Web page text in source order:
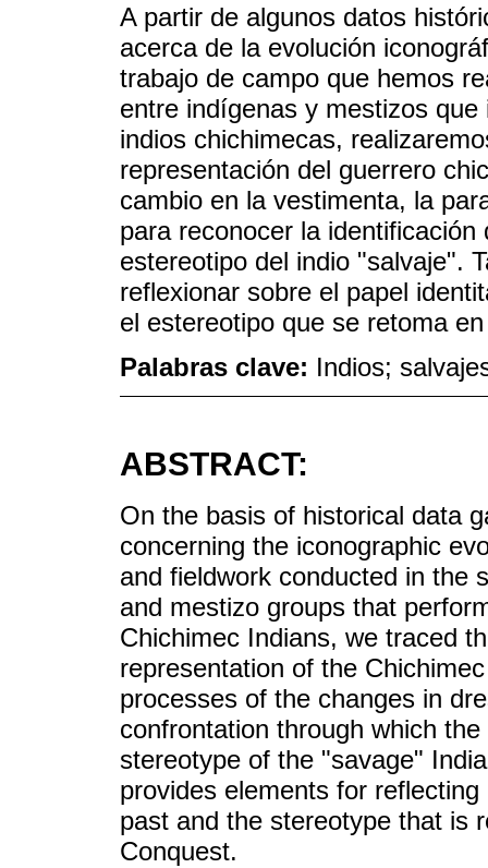
A partir de algunos datos
acerca de la evolución
trabajo de campo que hemos
entre indígenas y mestizos
indios chichimecas,
representación del guerrero
cambio en la vestimenta, la
para reconocer la
estereotipo del indio "salvaje".
reflexionar sobre el papel
el estereotipo que se retoma
Palabras clave: Indios;
ABSTRACT:
On the basis of historical data
concerning the iconographic
and fieldwork conducted in the
and mestizo groups that
Chichimec Indians, we traced
representation of the
processes of the changes in
confrontation through which
stereotype of the "savage"
provides elements for
past and the stereotype that is
Conquest.